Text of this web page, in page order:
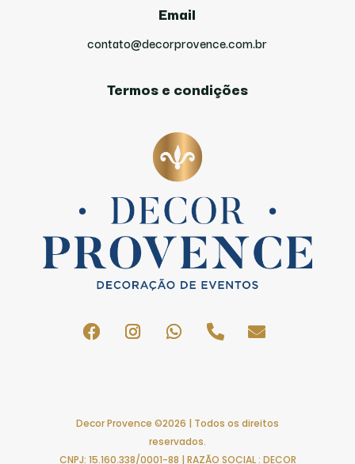
Email
contato@decorprovence.com.br
Termos e condições
Decor Provence ©2026 | Todos os direitos
reservados.
CNPJ: 15.160.338/0001-88 | RAZÃO SOCIAL : DECOR